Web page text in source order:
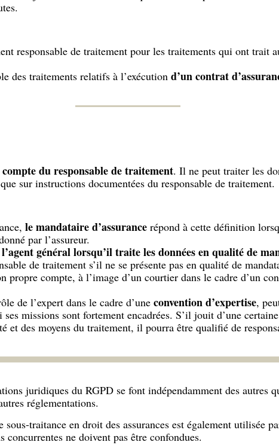
responsable de traitement pour les traitements qui ont trait
des traitements relatifs à l’exécution d’un contrat
du responsable de traitement. Il ne peut traiter les
sur instructions documentées du responsable de traitement.
le mandataire d’assurancerépond à cette définition
par l’assureur.
l’agent général lorsqu’il traite les données en qualité de
de traitement s’il ne se présente pas en qualité de
propre compte, à l’image d’un courtier dans le cadre d’un
de l’expert dans le cadre d’une convention d’expertise,
missions sont fortement encadrées. S’il jouit d’une
et des moyens du traitement, il pourra être qualifié de
juridiques du RGPD se font indépendamment des autres
réglementations.
sous-traitance en droit des assurances est également utilisée
ne doivent pas être confondues.